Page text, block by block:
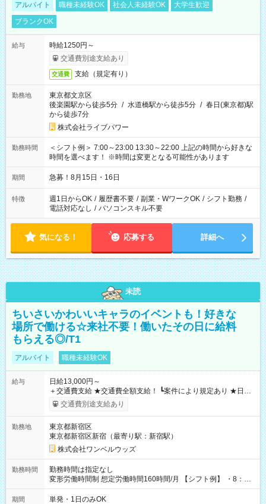
アルバイト 職種未経験OK 社会人未経験OK
大学生歓迎
ブランクOK
給与
時給1250円～
交通費別途支給あり
交通費 支給（規定有り）
勤務地
東京都文京区
後楽園駅から徒歩5分 / 水道橋駅から徒歩5分 / 春日(東京都)駅
から徒歩7分
株式会社ライブパワー
勤務時間
＜シフト例＞ 7:00～23:00 13:30～22:00 上記の時間から好きな
時間を選べます！ ※時間は変更となる可能性があります
期間 急募！8月15日・16日
特徴 週1日からOK / 履歴書不要 / 副業・WワークOK / シフト勤務 /
電話対応なし / パソコンスキル不要
気になる！ 応募する 詳細へ
未読
ちいさいかわいいキャラのイベントも！好きな
場所で働ける☆来社不要！働いたその日に給料
もらえる◎/T1
アルバイト 職種未経験OK
給与
日給13,000円～
＋交通費支給 ★交通費全額支給！ ┗案件により規定あり ★日払
いOK！（規定あり） ┗働いたその日に現金GET♪ お仕事後はコ
ンビニATMから 日払い分を引き落とせます！ 【試用期間】試
交通費別途支給あり
勤務地
東京都新宿区
東京都新宿区新宿（最寄り駅：新宿駅）
株式会社ワンベルウッズ
勤務時間
勤務時間は指定なし
変形労働時間制 想定労働時間160時間/月 【シフト例】 ・8：00
～21：00
期間 単発・1日のみOK